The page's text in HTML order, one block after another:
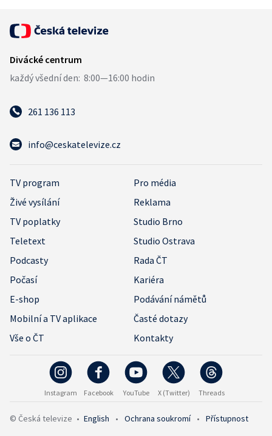
261 136 113
info@ceskatelevize.cz
TV program
Pro média
Živé vysílání
Reklama
TV poplatky
Studio Brno
Teletext
Studio Ostrava
Podcasty
Rada ČT
Počasí
Kariéra
E-shop
Podávání námětů
Mobilní a TV aplikace
Časté dotazy
Vše o ČT
Kontakty
Instagram Facebook YouTube X (Twitter) Threads
© Česká televize • English • Ochrana soukromí • Přístupnost